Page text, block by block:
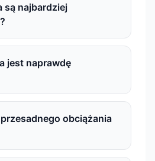
są najbardziej
jest naprawdę
obciążania